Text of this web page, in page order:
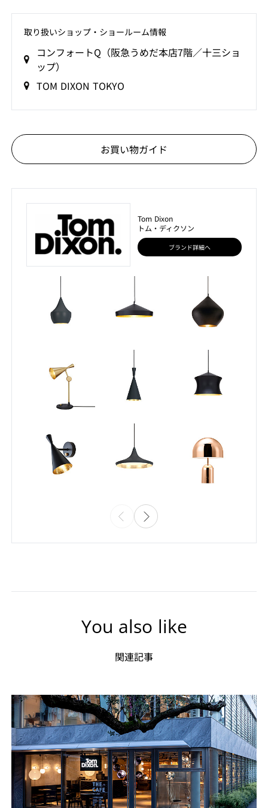
取り扱いショップ‧ショールーム情報
コンフォートQ（阪急うめだ本店7階／十三ショ
ップ）
TOM DIXON TOKYO
お買い物ガイド
Tom Dixon
トム・ディクソン
ブランド詳細へ
You also like
関連記事